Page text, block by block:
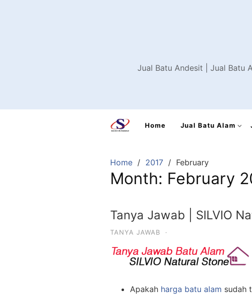
Jual Batu Andesit | Jual Batu
Home Jual Batu Alam
Home 2017 February
Month: February
Tanya Jawab | SILVIO
TANYA JAWAB ·
Apakah harga batu alam sudah